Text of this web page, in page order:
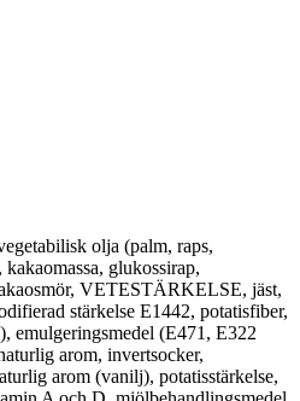
olja (palm, raps,
glukossirap,
VETESTÄRKELSE, jäst,
stärkelse E1442, potatisfiber,
emulgeringsmedel (E471, E322
arom, invertsocker,
arom (vanilj), potatisstärkelse,